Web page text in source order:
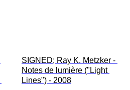
SIGNED; Ray K. Metzker -
Notes de lumière ("Light
Lines") - 2008